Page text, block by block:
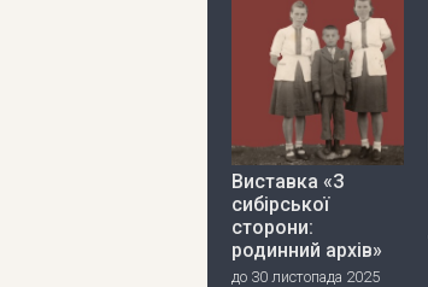
Виставка «З
сибірської
сторони:
родинний архів»
до 30 листопада 2025